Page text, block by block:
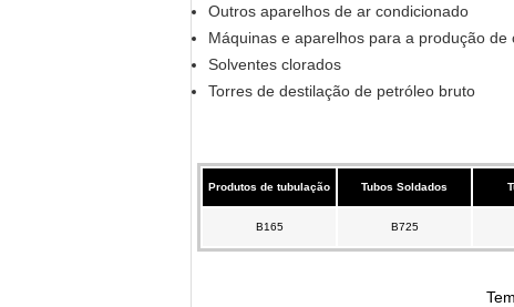
Outros aparelhos de ar condicionado
Máquinas e aparelhos para a produção de
Solventes clorados
Torres de destilação de petróleo bruto
Produtos de tubulação Tubos Soldados
B165 B725